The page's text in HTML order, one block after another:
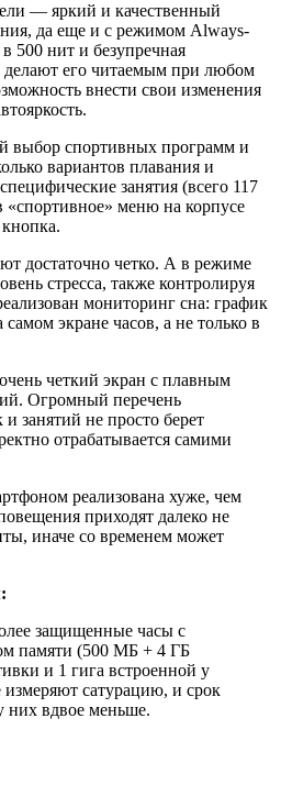
— яркий и качественный
да еще и с режимом Always-
500 нит и безупречная
делают его читаемым при любом
внести свои изменения
выбор спортивных программ и
вариантов плавания и
занятия (всего 117
«спортивное» меню на корпусе
кнопка.
достаточно четко. А в режиме
стресса, также контролируя
мониторинг сна: график
экране часов, а не только в
четкий экран с плавным
Огромный перечень
занятий не просто берет
отрабатывается самими
реализована хуже, чем
приходят далеко не
иначе со временем может
защищенные часы с
памяти (500 МБ + 4 ГБ
и 1 гига встроенной у
сатурацию, и срок
них вдвое меньше.